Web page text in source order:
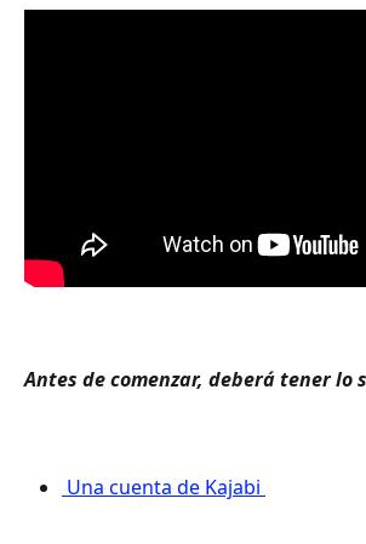
Antes de comenzar, deberá tener lo
Una cuenta de Kajabi